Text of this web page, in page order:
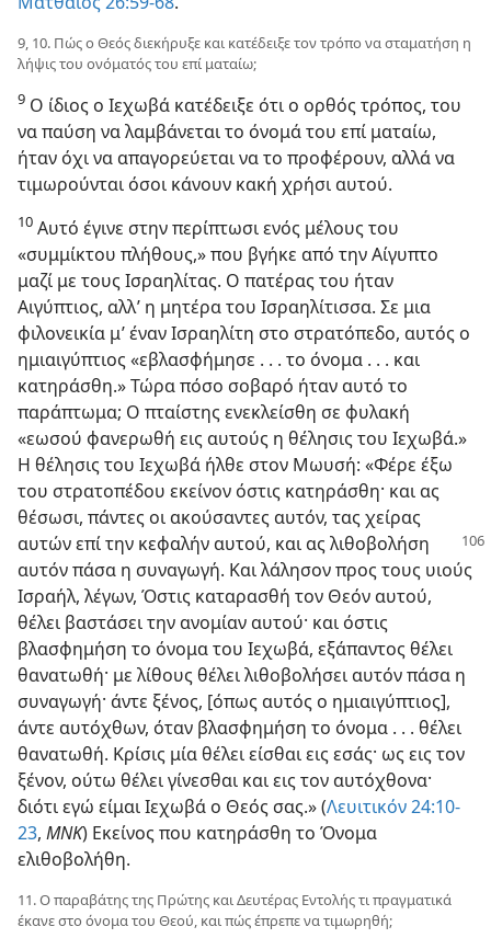
9, 10. Πώς ο Θεός διεκήρυξε και κατέδειξε τον τρόπο να σταματήση η
λήψις του ονόματός του επί ματαίω;
9 Ο ίδιος ο Ιεχωβά κατέδειξε ότι ο ορθός τρόπος, του
να παύση να λαμβάνεται το όνομά του επί ματαίω,
ήταν όχι να απαγορεύεται να το προφέρουν, αλλά να
τιμωρούνται όσοι κάνουν κακή χρήσι αυτού.
10 Αυτό έγινε στην περίπτωσι ενός μέλους του
«συμμίκτου πλήθους,» που βγήκε από την Αίγυπτο
μαζί με τους Ισραηλίτας. Ο πατέρας του ήταν
Αιγύπτιος, αλλ’ η μητέρα του Ισραηλίτισσα. Σε μια
φιλονεικία μ’ έναν Ισραηλίτη στο στρατόπεδο, αυτός ο
ημιαιγύπτιος «εβλασφήμησε . . . το όνομα . . . και
κατηράσθη.» Τώρα πόσο σοβαρό ήταν αυτό το
παράπτωμα; Ο πταίστης ενεκλείσθη σε φυλακή
«εωσού φανερωθή εις αυτούς η θέλησις του Ιεχωβά.»
Η θέλησις του Ιεχωβά ήλθε στον Μωυσή: «Φέρε έξω
του στρατοπέδου εκείνον όστις κατηράσθη· και ας
θέσωσι, πάντες οι ακούσαντες αυτόν, τας χείρας
αυτώνεπί την κεφαλήν αυτού, και ας λιθοβολήση
αυτόν πάσα η συναγωγή. Και λάλησον προς τους υιούς
Ισραήλ, λέγων, Όστις καταρασθή τον Θεόν αυτού,
θέλει βαστάσει την ανομίαν αυτού· και όστις
βλασφημήση το όνομα του Ιεχωβά, εξάπαντος θέλει
θανατωθή· με λίθους θέλει λιθοβολήσει αυτόν πάσα η
συναγωγή· άντε ξένος, [όπως αυτός ο ημιαιγύπτιος],
άντε αυτόχθων, όταν βλασφημήση το όνομα . . . θέλει
θανατωθή. Κρίσις μία θέλει είσθαι εις εσάς· ως εις τον
ξένον, ούτω θέλει γίνεσθαι και εις τον αυτόχθονα·
διότι εγώ είμαι Ιεχωβά ο Θεός σας.» (Λευιτικόν 24:10-
23, ΜΝΚ) Εκείνος που κατηράσθη το Όνομα
ελιθοβολήθη.
11. Ο παραβάτης της Πρώτης και Δευτέρας Εντολής τι πραγματικά
έκανε στο όνομα του Θεού, και πώς έπρεπε να τιμωρηθή;